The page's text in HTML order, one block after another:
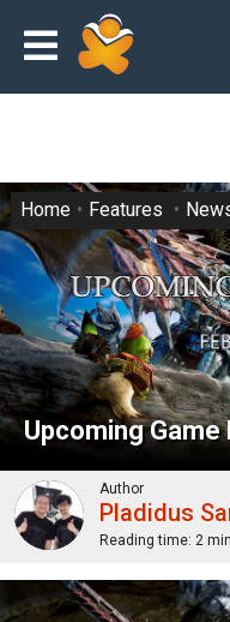
Upcoming
Home Features
Author
Pladidus
Reading time: 2 min